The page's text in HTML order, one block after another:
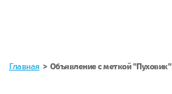
Главная Объявление с меткой "Пуховик"